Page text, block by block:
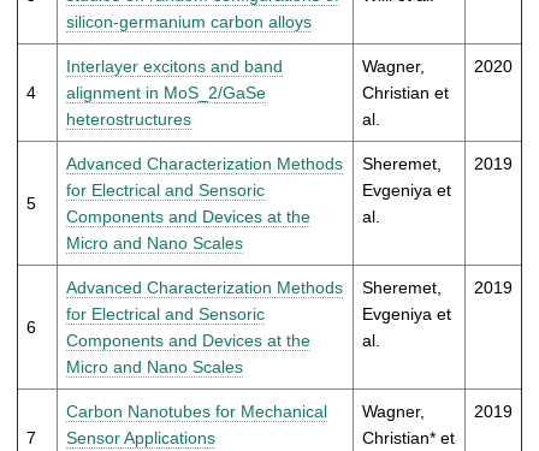
silicon-germanium carbon alloys
4
Interlayer excitons and band
alignment in MoS_2/GaSe
heterostructures
Wagner,
Christian et
al.
2020
5
Advanced Characterization Methods
for Electrical and Sensoric
Components and Devices at the
Micro and Nano Scales
Sheremet,
Evgeniya et
al.
2019
6
Advanced Characterization Methods
for Electrical and Sensoric
Components and Devices at the
Micro and Nano Scales
Sheremet,
Evgeniya et
al.
2019
7
Carbon Nanotubes for Mechanical
Sensor Applications
Wagner,
Christian* et
2019